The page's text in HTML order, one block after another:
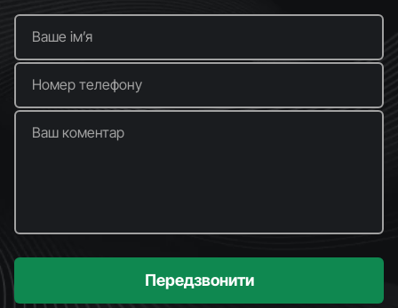
Ваше імʼя
Номер телефону
Ваш коментар
Передзвонити